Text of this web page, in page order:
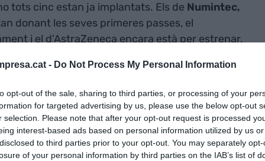
- Do Not Process My Personal Information
opt-out of the sale, sharing to third parties, or processing of your
for targeted advertising by us, please use the below opt-out
selection. Please note that after your opt-out request is processed
interest-based ads based on personal information utilized by us
to third parties prior to your opt-out. You may separately
of your personal information by third parties on the IAB’s list of
tots cinc estan ja implantats. Els de Numintec,
donant les seves primeres passes, el
i el d’AstraZeneca encara està per estrenar.
d’euros en els pròxims cinc anys i la creació
tecnologia.
no són tot noves obertures. També hi ha
i modernitzar els centres existents. És el cas de
, que el juny va anunciar una inversió de 13